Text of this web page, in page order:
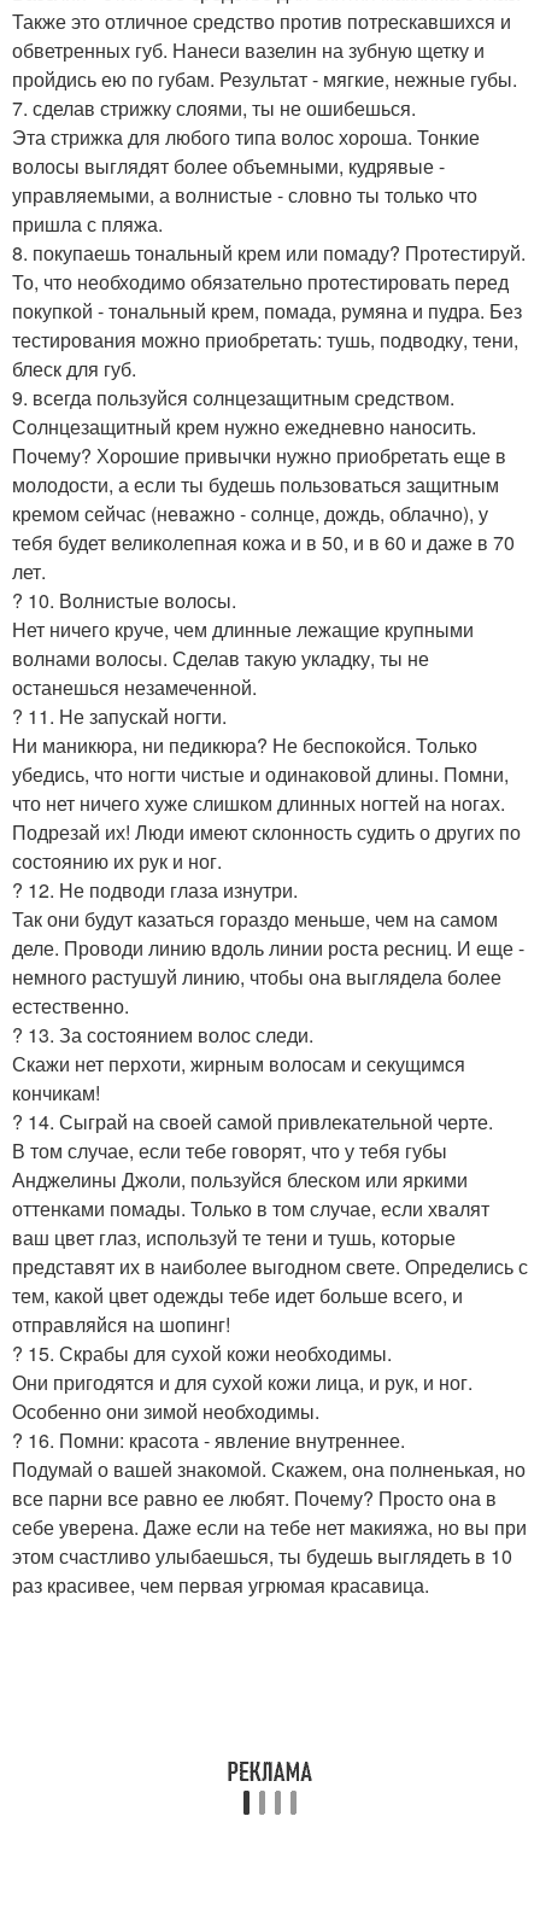
Также это отличное средство против потрескавшихся и
обветренных губ. Нанеси вазелин на зубную щетку и
пройдись ею по губам. Результат - мягкие, нежные губы.
7. сделав стрижку слоями, ты не ошибешься.
Эта стрижка для любого типа волос хороша. Тонкие
волосы выглядят более объемными, кудрявые -
управляемыми, а волнистые - словно ты только что
пришла с пляжа.
8. покупаешь тональный крем или помаду? Протестируй.
То, что необходимо обязательно протестировать перед
покупкой - тональный крем, помада, румяна и пудра. Без
тестирования можно приобретать: тушь, подводку, тени,
блеск для губ.
9. всегда пользуйся солнцезащитным средством.
Солнцезащитный крем нужно ежедневно наносить.
Почему? Хорошие привычки нужно приобретать еще в
молодости, а если ты будешь пользоваться защитным
кремом сейчас (неважно - солнце, дождь, облачно), у
тебя будет великолепная кожа и в 50, и в 60 и даже в 70
лет.
? 10. Волнистые волосы.
Нет ничего круче, чем длинные лежащие крупными
волнами волосы. Сделав такую укладку, ты не
останешься незамеченной.
? 11. Не запускай ногти.
Ни маникюра, ни педикюра? Не беспокойся. Только
убедись, что ногти чистые и одинаковой длины. Помни,
что нет ничего хуже слишком длинных ногтей на ногах.
Подрезай их! Люди имеют склонность судить о других по
состоянию их рук и ног.
? 12. Не подводи глаза изнутри.
Так они будут казаться гораздо меньше, чем на самом
деле. Проводи линию вдоль линии роста ресниц. И еще -
немного растушуй линию, чтобы она выглядела более
естественно.
? 13. За состоянием волос следи.
Скажи нет перхоти, жирным волосам и секущимся
кончикам!
? 14. Сыграй на своей самой привлекательной черте.
В том случае, если тебе говорят, что у тебя губы
Анджелины Джоли, пользуйся блеском или яркими
оттенками помады. Только в том случае, если хвалят
ваш цвет глаз, используй те тени и тушь, которые
представят их в наиболее выгодном свете. Определись с
тем, какой цвет одежды тебе идет больше всего, и
отправляйся на шопинг!
? 15. Скрабы для сухой кожи необходимы.
Они пригодятся и для сухой кожи лица, и рук, и ног.
Особенно они зимой необходимы.
? 16. Помни: красота - явление внутреннее.
Подумай о вашей знакомой. Скажем, она полненькая, но
все парни все равно ее любят. Почему? Просто она в
себе уверена. Даже если на тебе нет макияжа, но вы при
этом счастливо улыбаешься, ты будешь выглядеть в 10
раз красивее, чем первая угрюмая красавица.